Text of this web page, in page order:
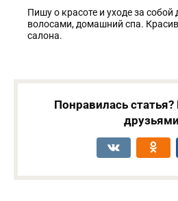
Пишу о красоте и уходе за собой
волосами, домашний спа.
салона.
Понравилась